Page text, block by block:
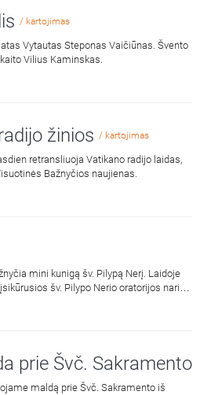
/ kartojimas
Vytautas Steponas Vaičiūnas. Švento
Vilius Kaminskas.
žinios / kartojimas
retransliuoja Vatikano radijo laidas,
Bažnyčios naujienas.
mini kunigą šv. Pilypą Nerį. Laidoje
šv. Pilypo Nerio oratorijos nariai
ir kun. Žydrius Kuzinas.
prie Švč. Sakramento
maldą prie Švč. Sakramento iš